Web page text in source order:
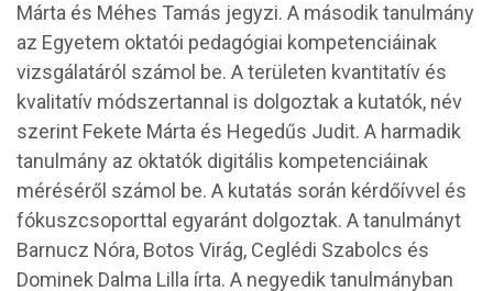
Márta és Méhes Tamás jegyzi. A második tanulmány
az Egyetem oktatói pedagógiai kompetenciáinak
vizsgálatáról számol be. A területen kvantitatív és
kvalitatív módszertannal is dolgoztak a kutatók, név
szerint Fekete Márta és Hegedűs Judit. A harmadik
tanulmány az oktatók digitális kompetenciáinak
méréséről számol be. A kutatás során kérdőívvel és
fókuszcsoporttal egyaránt dolgoztak. A tanulmányt
Barnucz Nóra, Botos Virág, Ceglédi Szabolcs és
Dominek Dalma Lilla írta. A negyedik tanulmányban